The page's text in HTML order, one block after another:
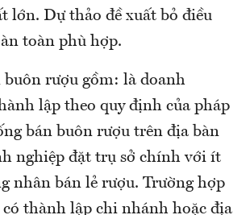
lớn. Dự thảo đề xuất bỏ điều
toàn phù hợp.
rượu gồm: là doanh
lập theo quy định của pháp
bán buôn rượu trên địa bàn
nghiệp đặt trụ sở chính với ít
nhân bán lẻ rượu. Trường hợp
thành lập chi nhánh hoặc địa